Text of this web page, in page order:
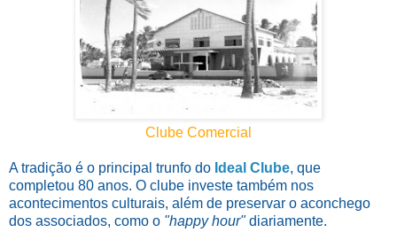
Clube Comercial
A tradição é o principal trunfo do Ideal Clube, que
completou 80 anos. O clube investe também nos
acontecimentos culturais, além de preservar o aconchego
dos associados, como o "happy hour"diariamente.